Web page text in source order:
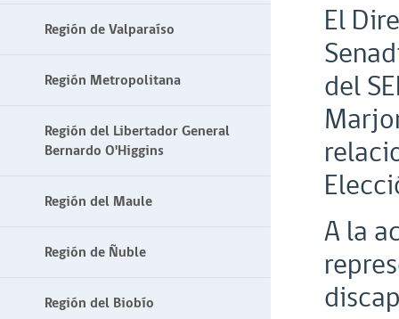
Región de Valparaíso
Región Metropolitana
Región del Libertador General
Bernardo O'Higgins
Región del Maule
Región de Ñuble
Región del Biobío
El
del
A la